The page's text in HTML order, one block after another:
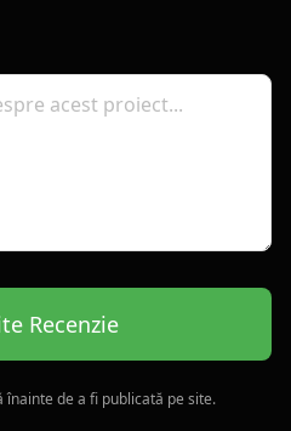
Recenzie
înainte de a fi publicată pe site.